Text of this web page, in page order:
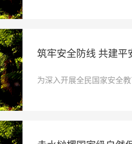
筑牢安全防线 共建
为深入开展全民国家安全